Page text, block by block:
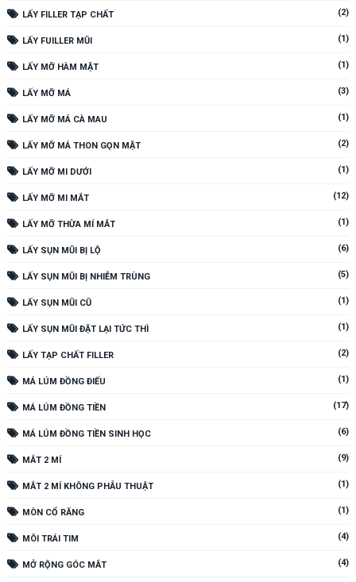
LẤY FILLER TẠP CHẤT (2)
LẤY FUILLER MŨI (1)
LẤY MỠ HÀM MẶT (1)
LẤY MỠ MÁ (3)
LẤY MỠ MÁ CÀ MAU (1)
LẤY MỠ MÁ THON GỌN MẶT (2)
LẤY MỠ MI DƯỚI (1)
LẤY MỠ MI MẮT (12)
LẤY MỠ THỪA MÍ MẮT (1)
LẤY SỤN MŨI BỊ LỘ (6)
LẤY SỤN MŨI BỊ NHIỄM TRÙNG (5)
LẤY SỤN MŨI CŨ (1)
LẤY SỤN MŨI ĐẶT LẠI TỨC THÌ (1)
LẤY TẠP CHẤT FILLER (2)
MÁ LÚM ĐỒNG ĐIẾU (1)
MÁ LÚM ĐỒNG TIỀN (17)
MÁ LÚM ĐỒNG TIỀN SINH HỌC (6)
MẮT 2 MÍ (9)
MẮT 2 MÍ KHÔNG PHẪU THUẬT (1)
MÒN CỔ RĂNG (1)
MÔI TRÁI TIM (4)
MỞ RỘNG GÓC MẮT (4)